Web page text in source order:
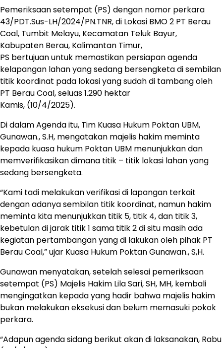
beylikdüzü
escort
beylikdüzü
escort
Pemeriksaan setempat (PS) dengan nomor perkara
43/PDT.Sus-LH/2024/PN.TNR, di Lokasi BMO 2 PT Berau
Coal, Tumbit Melayu, Kecamatan Teluk Bayur,
Kabupaten Berau, Kalimantan Timur,
PS bertujuan untuk memastikan persiapan agenda
kelapangan lahan yang sedang bersengketa di sembilan
titik koordinat pada lokasi yang sudah di tambang oleh
PT Berau Coal, seluas 1.290 hektar
Kamis, (10/4/2025).
Di dalam Agenda itu, Tim Kuasa Hukum Poktan UBM,
Gunawan., S.H, mengatakan majelis hakim meminta
kepada kuasa hukum Poktan UBM menunjukkan dan
memverifikasikan dimana titik – titik lokasi lahan yang
sedang bersengketa.
“Kami tadi melakukan verifikasi di lapangan terkait
dengan adanya sembilan titik koordinat, namun hakim
meminta kita menunjukkan titik 5, titik 4, dan titik 3,
kebetulan di jarak titik 1 sama titik 2 di situ masih ada
kegiatan pertambangan yang di lakukan oleh pihak PT
Berau Coal,” ujar Kuasa Hukum Poktan Gunawan., S,H.
Gunawan menyatakan, setelah selesai pemeriksaan
setempat (PS) Majelis Hakim Lila Sari, SH, MH, kembali
mengingatkan kepada yang hadir bahwa majelis hakim
bukan melakukan eksekusi dan belum memasuki pokok
perkara.
“Adapun agenda sidang berikut akan di laksanakan, Rabu